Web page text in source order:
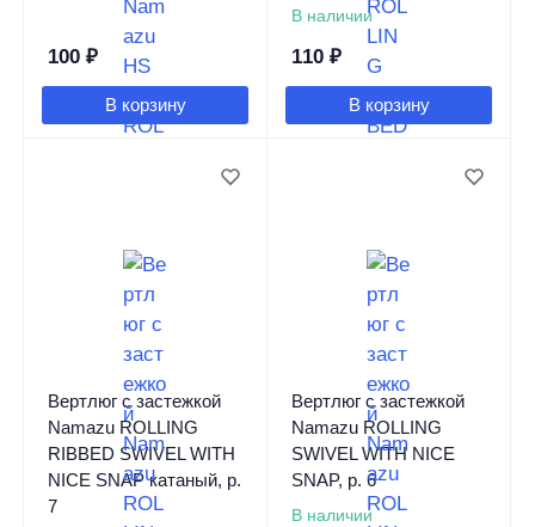
100 ₽
В корзину
В наличии
110 ₽
В корзину
Вертлюг с застежкой
Namazu ROLLING
RIBBED SWIVEL WITH
NICE SNAP катаный, р.
7
Вертлюг с застежкой
Namazu ROLLING
SWIVEL WITH NICE
SNAP, р. 6
В наличии